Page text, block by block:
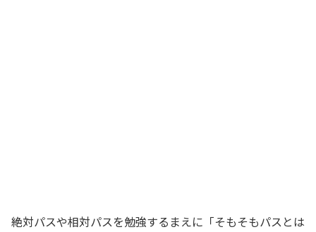
絶対パスや相対パスを勉強するまえに「そもそもパスとは